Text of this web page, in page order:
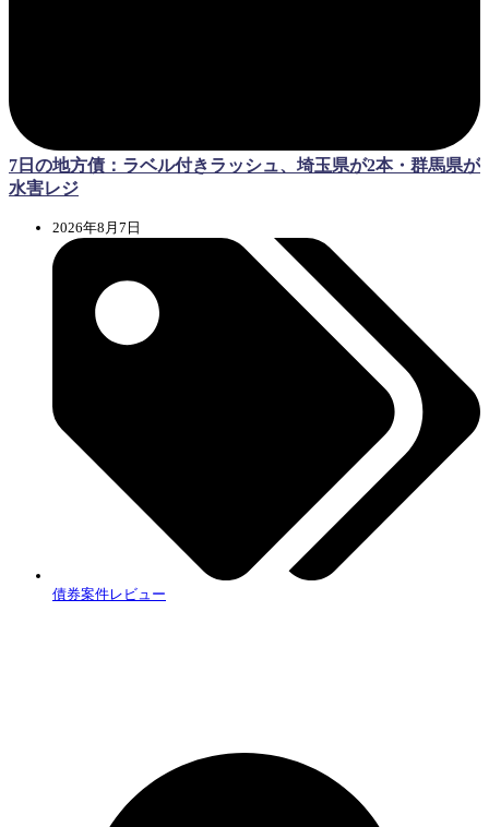
7日の地方債：ラベル付きラッシュ、埼玉県が2本・群馬県が
水害レジ
2026年8月7日
債券案件レビュー